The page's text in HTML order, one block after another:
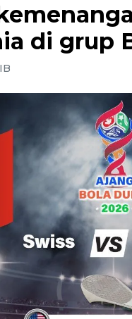
di grup